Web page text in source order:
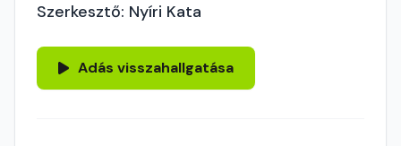
Szerkesztő: Nyíri Kata
Adás visszahallgatása